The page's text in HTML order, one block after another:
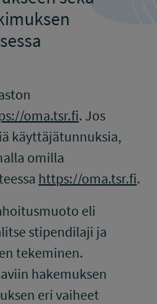
oma.tsr.fi. Jos
käyttäjätunnuksia,
omilla
https://oma.tsr.fi.
eli
stipendilaji ja
tekeminen.
hakemuksen
eri vaiheet